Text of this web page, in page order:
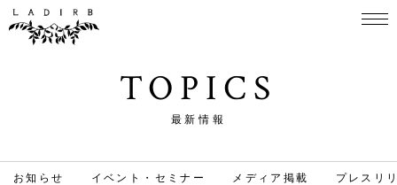
TOPICS
最新情報
お知らせ イベント・セミナー メディア掲載 プレスリ